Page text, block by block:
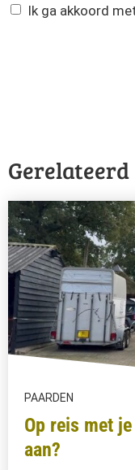
Ik ga akkoord
Gerelateerd
PAARDEN
Op reis met
aan?